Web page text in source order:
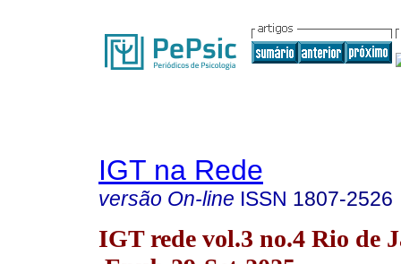
IGT na Rede
versão On-line ISSN 1807-2526
IGT rede vol.3 no.4 Rio de